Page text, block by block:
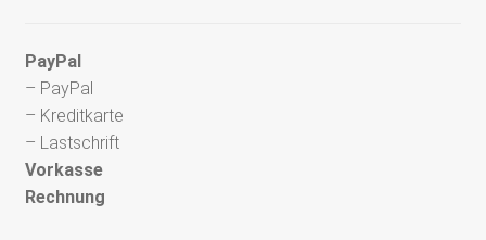
PayPal
– PayPal
– Kreditkarte
– Lastschrift
Vorkasse
Rechnung